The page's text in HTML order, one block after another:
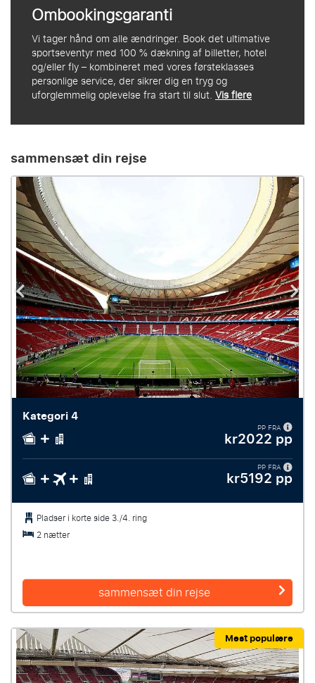
Ombookingsgaranti
Vi tager hånd om alle ændringer. Book det ultimative
sportseventyr med 100 % dækning af billetter, hotel
og/eller fly – kombineret med vores førsteklasses
personlige service, der sikrer dig en tryg og
uforglemmelig oplevelse fra start til slut.Vis flere
sammensæt din rejse
Kategori 4
PP FRA
kr2022 pp
PP FRA
kr5192 pp
Pladser i korte side 3./4. ring
2 nætter
sammensæt din rejse
Mest populære